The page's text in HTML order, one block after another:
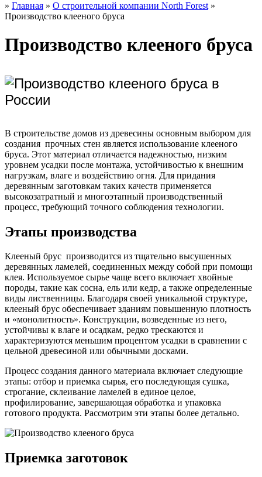
» Главная » О строительной компании North Forest »
Производство клееного бруса
Производство клееного бруса
В строительстве домов из древесины основным выбором для
создания прочных стен является использование клееного
бруса. Этот материал отличается надежностью, низким
уровнем усадки после монтажа, устойчивостью к внешним
нагрузкам, влаге и воздействию огня. Для придания
деревянным заготовкам таких качеств применяется
высокозатратный и многоэтапный производственный
процесс, требующий точного соблюдения технологии.
Этапы производства
Клееный брус производится из тщательно высушенных
деревянных ламелей, соединенных между собой при помощи
клея. Используемое сырье чаще всего включает хвойные
породы, такие как сосна, ель или кедр, а также определенные
виды лиственницы. Благодаря своей уникальной структуре,
клееный брус обеспечивает зданиям повышенную плотность
и «монолитность». Конструкции, возведенные из него,
устойчивы к влаге и осадкам, редко трескаются и
характеризуются меньшим процентом усадки в сравнении с
цельной древесиной или обычными досками.
Процесс создания данного материала включает следующие
этапы: отбор и приемка сырья, его последующая сушка,
строгание, склеивание ламелей в единое целое,
профилирование, завершающая обработка и упаковка
готового продукта. Рассмотрим эти этапы более детально.
Приемка заготовок